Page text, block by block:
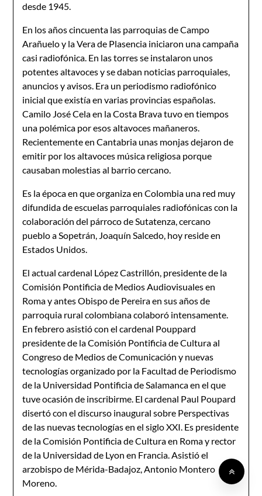
desde 1945.
En los años cincuenta las parroquias de Campo
Arañuelo y la Vera de Plasencia iniciaron una campaña
casi radiofónica. En las torres se instalaron unos
potentes altavoces y se daban noticias parroquiales,
anuncios y avisos. Era un periodismo radiofónico
inicial que existía en varias provincias españolas.
Camilo José Cela en la Costa Brava tuvo en tiempos
una polémica por esos altavoces mañaneros.
Recientemente en Cantabria unas monjas dejaron de
emitir por los altavoces música religiosa porque
causaban molestias al barrio cercano.
Es la época en que organiza en Colombia una red muy
difundida de escuelas parroquiales radiofónicas con la
colaboración del párroco de Sutatenza, cercano
pueblo a Sopetrán, Joaquín Salcedo, hoy reside en
Estados Unidos.
El actual cardenal López Castrillón, presidente de la
Comisión Pontificia de Medios Audiovisuales en
Roma y antes Obispo de Pereira en sus años de
parroquia rural colombiana colaboró intensamente.
En febrero asistió con el cardenal Pouppard
presidente de la Comisión Pontificia de Cultura al
Congreso de Medios de Comunicación y nuevas
tecnologías organizado por la Facultad de Periodismo
de la Universidad Pontificia de Salamanca en el que
tuve ocasión de inscribirme. El cardenal Paul Poupard
disertó con el discurso inaugural sobre Perspectivas
de las nuevas tecnologías en el siglo XXI. Es presidente
de la Comisión Pontificia de Cultura en Roma y rector
de la Universidad de Lyon en Francia. Asistió el
arzobispo de Mérida-Badajoz, Antonio Montero
Moreno.